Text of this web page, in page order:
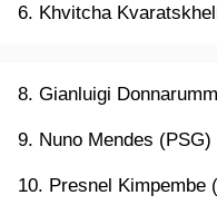
6. Khvitcha
8. Gianluigi
9. Nuno Mendes (PSG)
10. Presnel Kimpembe